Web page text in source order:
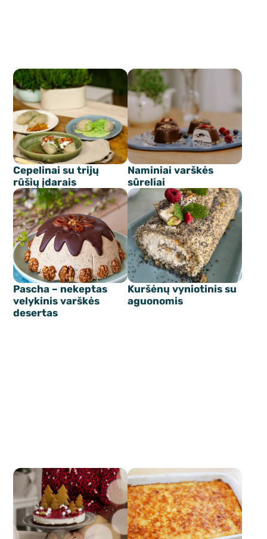
Cepelinai su trijų
rūšių įdarais
Naminiai varškės
sūreliai
Pascha – nekeptas
velykinis varškės
desertas
Kuršėnų vyniotinis su
aguonomis